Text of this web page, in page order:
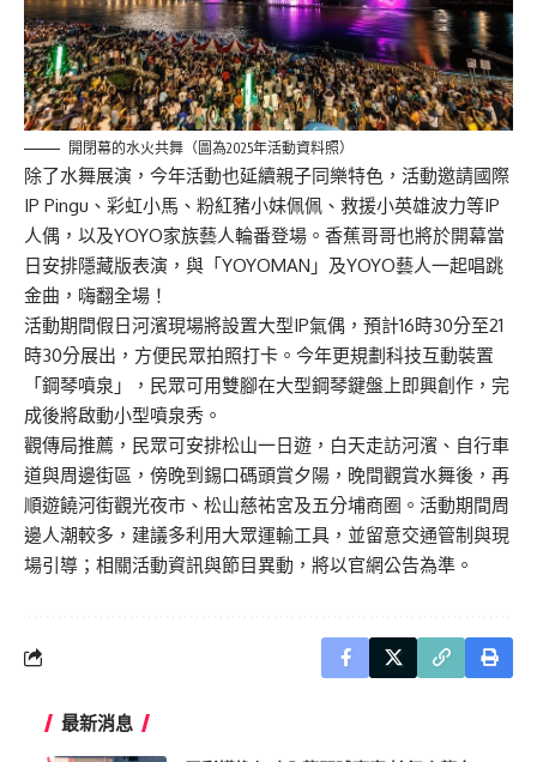
開閉幕的水火共舞（圖為2025年活動資料照）
除了水舞展演，今年活動也延續親子同樂特色，活動邀請國際
IP Pingu、彩虹小馬、粉紅豬小妹佩佩、救援小英雄波力等IP
人偶，以及YOYO家族藝人輪番登場。香蕉哥哥也將於開幕當
日安排隱藏版表演，與「YOYOMAN」及YOYO藝人一起唱跳
金曲，嗨翻全場！
活動期間假日河濱現場將設置大型IP氣偶，預計16時30分至21
時30分展出，方便民眾拍照打卡。今年更規劃科技互動裝置
「鋼琴噴泉」，民眾可用雙腳在大型鋼琴鍵盤上即興創作，完
成後將啟動小型噴泉秀。
觀傳局推薦，民眾可安排松山一日遊，白天走訪河濱、自行車
道與周邊街區，傍晚到錫口碼頭賞夕陽，晚間觀賞水舞後，再
順遊饒河街觀光夜市、松山慈祐宮及五分埔商圈。活動期間周
邊人潮較多，建議多利用大眾運輸工具，並留意交通管制與現
場引導；相關活動資訊與節目異動，將以官網公告為準。
最新消息